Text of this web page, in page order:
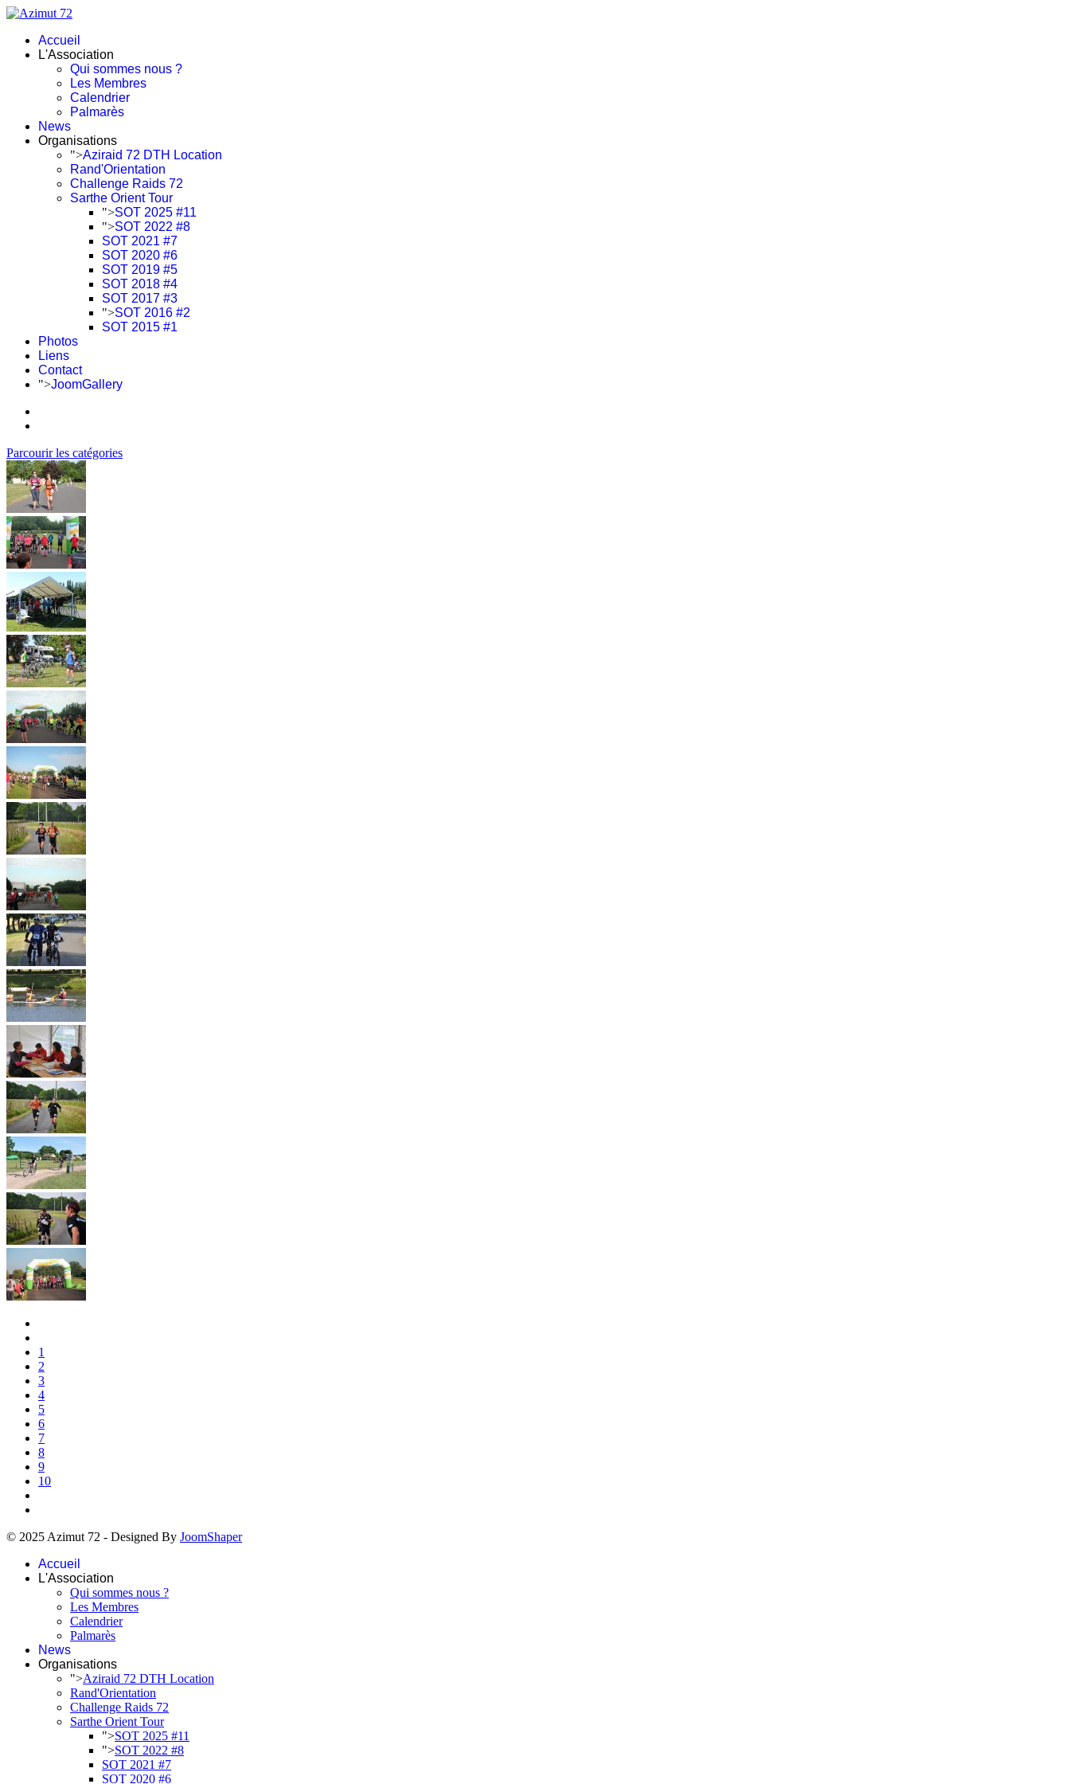
Accueil
L'Association
Qui sommes nous ?
Les Membres
Calendrier
Palmarès
News
Organisations
">Aziraid 72 DTH Location
Rand'Orientation
Challenge Raids 72
Sarthe Orient Tour
">SOT 2025 #11
">SOT 2022 #8
SOT 2021 #7
SOT 2020 #6
SOT 2019 #5
SOT 2018 #4
SOT 2017 #3
">SOT 2016 #2
SOT 2015 #1
Photos
Liens
Contact
">JoomGallery
Parcourir les catégories
1
2
3
4
5
6
7
8
9
10
© 2025 Azimut 72 - Designed By JoomShaper
Accueil
L'Association
Qui sommes nous ?
Les Membres
Calendrier
Palmarès
News
Organisations
">Aziraid 72 DTH Location
Rand'Orientation
Challenge Raids 72
Sarthe Orient Tour
">SOT 2025 #11
">SOT 2022 #8
SOT 2021 #7
SOT 2020 #6